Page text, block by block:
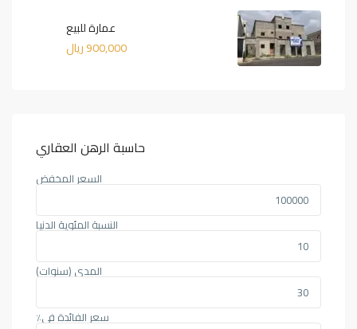
عمارة للبيع
900,000 ريال
حاسبة الرهن العقاري
السعر المخفض
النسبة المئوية الدنيا
المدى (سنوات)
سعر الفائدة في٪